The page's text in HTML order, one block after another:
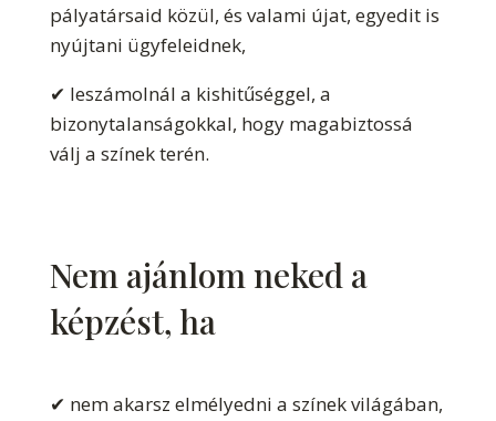
pályatársaid közül, és valami újat, egyedit is
nyújtani ügyfeleidnek,
✔ leszámolnál a kishitűséggel, a
bizonytalanságokkal, hogy magabiztossá
válj a színek terén.
Nem ajánlom neked a
képzést, ha
✔ nem akarsz elmélyedni a színek világában,